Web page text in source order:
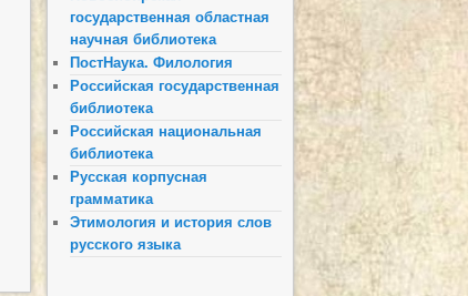
государственная областная
научная библиотека
ПостНаука. Филология
Российская государственная
библиотека
Российская национальная
библиотека
Русская корпусная
грамматика
Этимология и история слов
русского языка